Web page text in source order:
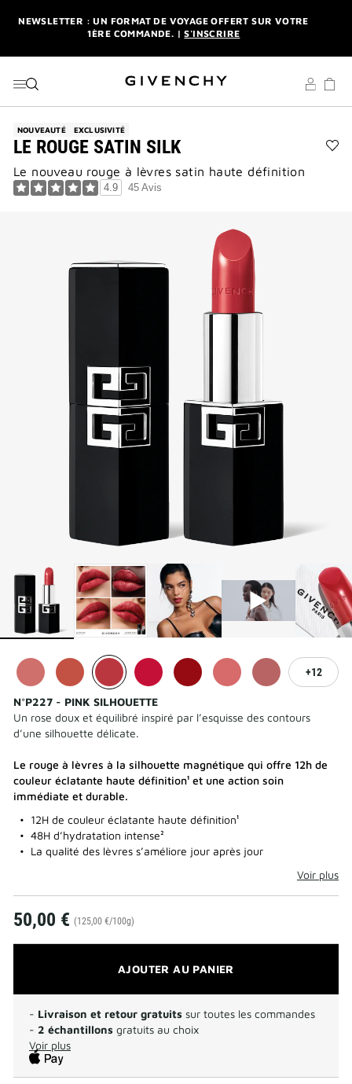
LIVRAISON STANDARD ET RETOUR OFFERTS. |
L'INTERDIT ELIXIR : DÈS L'ACHAT D'UN 50ML OU PLUS,
NEWSLETTER : UN FORMAT DE VOYAGE OFFERT SUR VOTRE
1ÈRE COMMANDE. |
LIVRAISON STANDARD ET RETOUR OFFERTS. |MES
AVANTAGES
NOUVEAUTÉ EXCLUSIVITÉ
LE ROUGE SATIN SILK
Le nouveau rouge à lèvres satin haute définition
4.9 45 Avis
12
N°P227 - PINK SILHOUETTE
Un rose doux et équilibré inspiré par l’esquisse des contours
d’une silhouette délicate.
Le rouge à lèvres à la silhouette magnétique qui offre 12h de
couleur éclatante haute définition¹ et une action soin
immédiate et durable.
12H de couleur éclatante haute définition¹
48H d’hydratation intense²
La qualité des lèvres s’améliore jour après jour
Voir plus
50,00 € (125,00 €/100g)
AJOUTER AU PANIER
- Livraison et retour gratuits sur toutes les commandes
- 2 échantillons gratuits au choix
Voir plus